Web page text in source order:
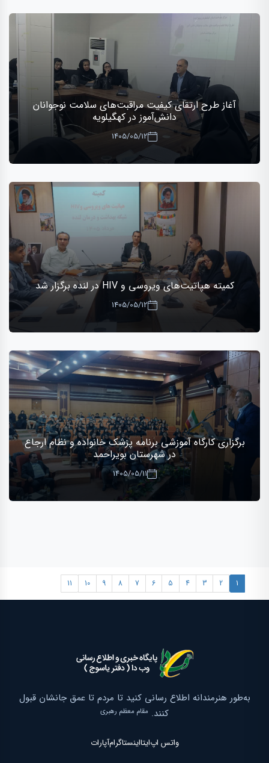
آغاز طرح ارتقای کیفیت مراقبت‌های سلامت نوجوانان
دانش‌آموز در کهگیلویه
1405/05/12
کمیته هپاتیت‌های ویروسی و HIV در لنده برگزار شد
1405/05/12
برگزاری کارگاه آموزشی برنامه پزشک خانواده و نظام ارجاع
در شهرستان بویراحمد
1405/05/11
1
2
3
4
5
6
7
8
9
10
11
به‌طور هنرمندانه اطلاع‌ رسانی کنید تا مردم تا عمق جانشان قبول
کنند. مقام معظم رهبری
واتس اپایتااینستاگرامآپارات